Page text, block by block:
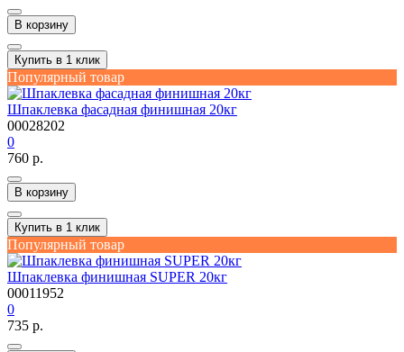
В корзину
Купить в 1 клик
Популярный товар
Шпаклевка фасадная финишная 20кг
00028202
0
760 р.
В корзину
Купить в 1 клик
Популярный товар
Шпаклевка финишная SUPER 20кг
00011952
0
735 р.